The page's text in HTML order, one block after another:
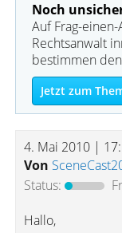
Noch
Auf Frag-
Rechtsanwalt
bestimmen
Jetzt zum
4. Mai 2010 |
Von
Status:
Hallo,